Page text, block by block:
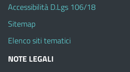
Accessibilità D.Lgs 106/18
Sitemap
Elenco siti tematici
NOTE LEGALI